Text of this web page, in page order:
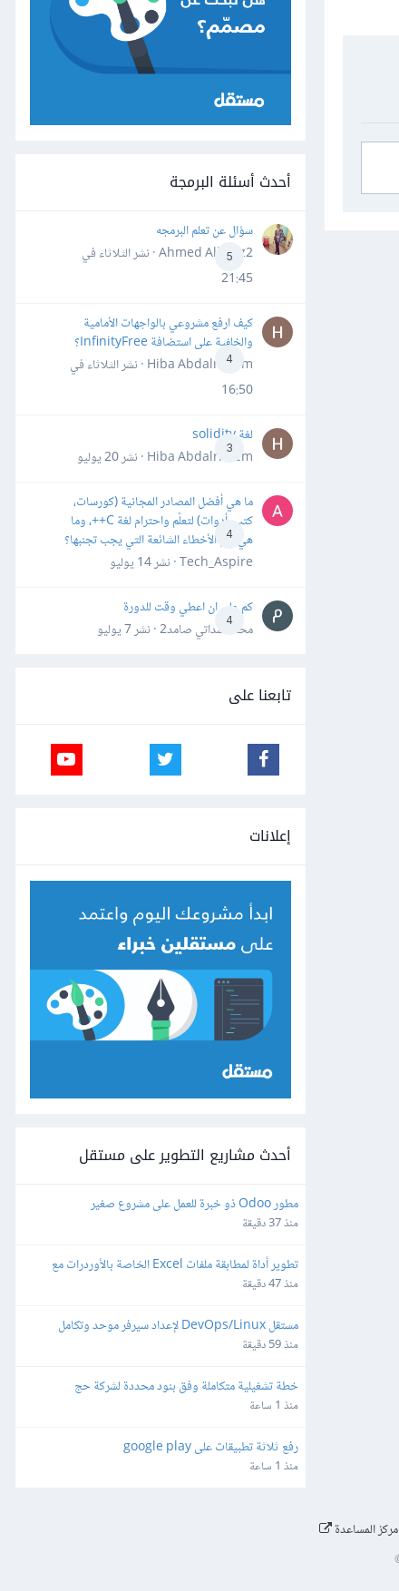
أحدث أسئلة البرمجة
5
سؤال عن تعلم البرمجه
Ahmed Alhafiz2 · نشر
الثلاثاء في
21:45
4
كيف ارفع مشروعي بالواجهات الأمامية
والخلفية على استضافة InfinityFree؟
Hiba Abdalrheem · نشر
الثلاثاء في
16:50
3
لغة solidity
Hiba Abdalrheem · نشر
20 يوليو
4
ما هي أفضل المصادر المجانية (كورسات،
كتب، أدوات) لتعلّم واحترام لغة C++، وما
هي أهم الأخطاء الشائعة التي يجب تجنبها؟
Tech_Aspire · نشر
14 يوليو
4
كم علي ان اعطي وقت للدورة
محمد سداتي صامد2 · نشر
7 يوليو
تابعنا على
إعلانات
أحدث مشاريع التطوير على مستقل
مطور Odoo ذو خبرة للعمل على مشروع صغير
منذ 37 دقيقة
ملفات تقفيلات شركة شحن
منذ 47 دقيقة
WhatsApp Automation - API Gateway
منذ 59 دقيقة
خطة تشغيلية متكاملة وفق بنود محددة لشركة حج
منذ 1 ساعة
رفع ثلاثة تطبيقات على google play
منذ 1 ساعة
مركز المساعدة